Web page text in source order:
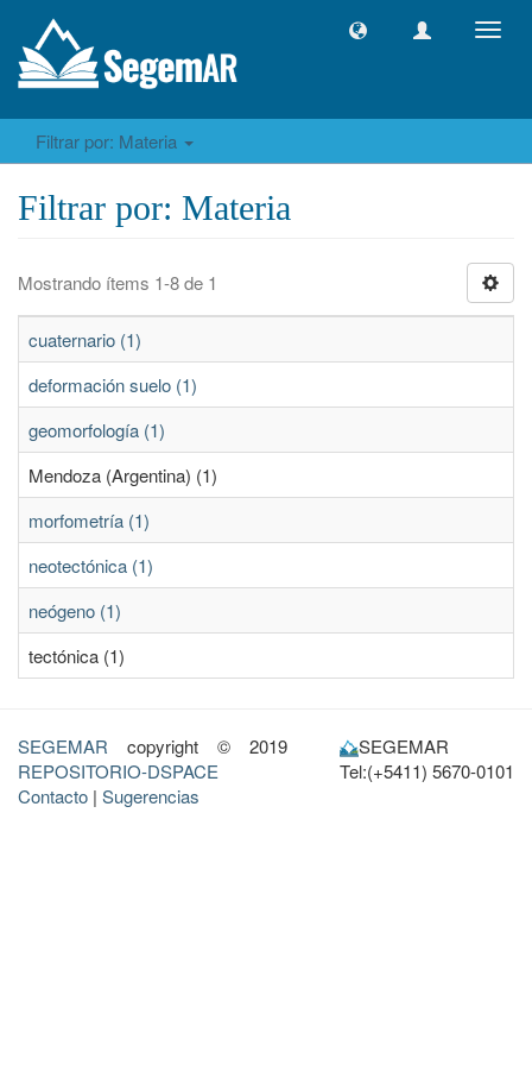
Filtrar por: Materia
Filtrar por: Materia
Mostrando ítems 1-8 de 1
cuaternario (1)
deformación suelo (1)
geomorfología (1)
Mendoza (Argentina) (1)
morfometría (1)
neotectónica (1)
neógeno (1)
tectónica (1)
SEGEMAR copyright © 2019
REPOSITORIO-DSPACE
Contacto | Sugerencias
SEGEMAR
Tel:(+5411) 5670-0101